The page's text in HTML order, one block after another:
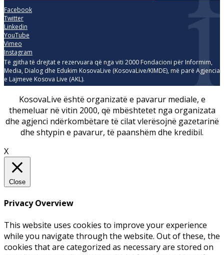
Facebook
Twitter
Linkedin
YouTube
Vimeo
Instagram
Të gjitha të drejtat e rezervuara që nga viti 2000 Fondacioni për Informim,
Media, Dialog dhe Edukim KosovaLive (KosovaLive/KIMDE), më parë Agjencia
e Lajmeve Kosova Live (AKL).
KosovaLive është organizatë e pavarur mediale, e
themeluar në vitin 2000, që mbështetet nga organizata
dhe agjenci ndërkombëtare të cilat vlerësojnë gazetarinë
dhe shtypin e pavarur, të paanshëm dhe kredibil.
X
Close
Privacy Overview
This website uses cookies to improve your experience
while you navigate through the website. Out of these, the
cookies that are categorized as necessary are stored on